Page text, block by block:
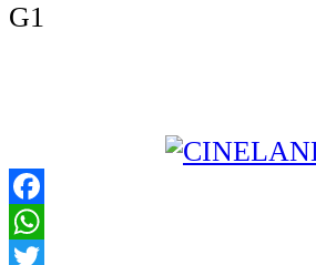
G1
Facebook
WhatsApp